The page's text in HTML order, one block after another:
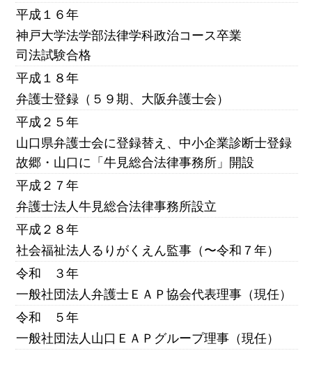
平成１６年
神戸大学法学部法律学科政治コース卒業
司法試験合格
平成１８年
弁護士登録（５９期、大阪弁護士会）
平成２５年
山口県弁護士会に登録替え、中小企業診断士登録
故郷・山口に「牛見総合法律事務所」開設
平成２７年
弁護士法人牛見総合法律事務所設立
平成２８年
社会福祉法人るりがくえん監事（〜令和７年）
令和 ３年
一般社団法人弁護士ＥＡＰ協会代表理事（現任）
令和 ５年
一般社団法人山口ＥＡＰグループ理事（現任）